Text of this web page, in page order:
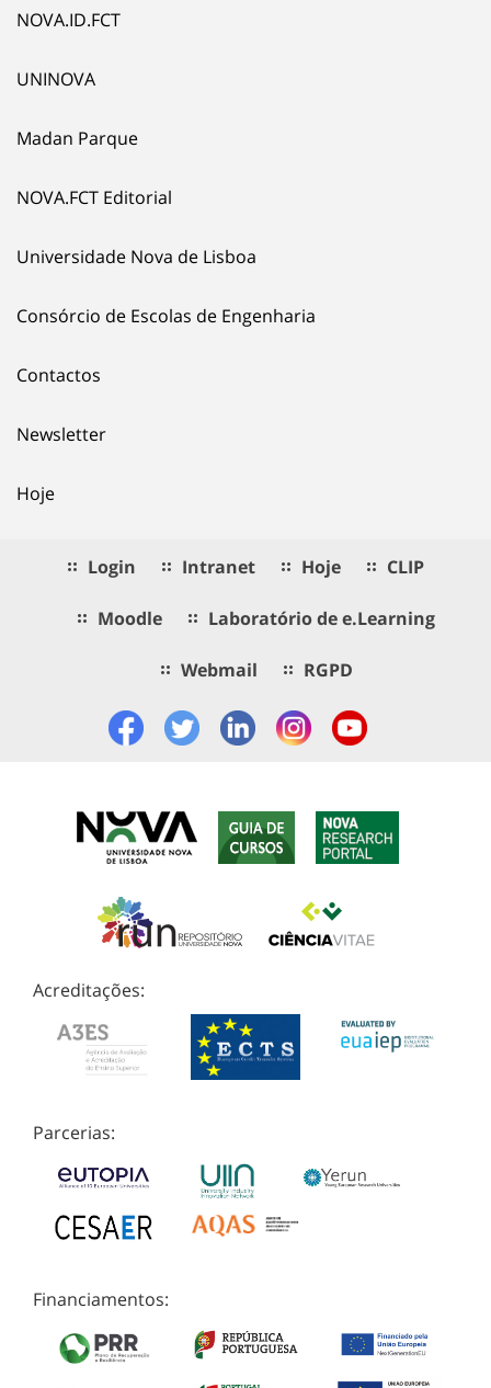
NOVA.ID.FCT
UNINOVA
Madan Parque
NOVA.FCT Editorial
Universidade Nova de Lisboa
Consórcio de Escolas de Engenharia
Contactos
Newsletter
Hoje
Login Intranet Hoje CLIP
Moodle Laboratório de e.Learning
Webmail RGPD
Acreditações:
Parcerias:
Financiamentos: